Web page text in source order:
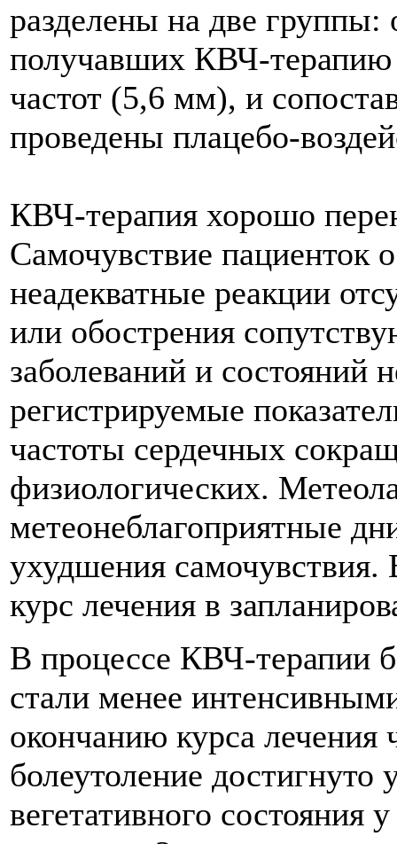
разделены на две
получавших КВЧ-
частот (5,6 мм), и
проведены плацебо-
КВЧ-терапия хорошо
Самочувствие пациенток
неадекватные реакции
или обострения
заболеваний и состояний
регистрируемые
частоты сердечных
физиологических.
метеонеблагоприятные
ухудшения
курс лечения в
В процессе КВЧ-терапии
стали менее
окончанию курса лечения
болеутоление
вегетативного